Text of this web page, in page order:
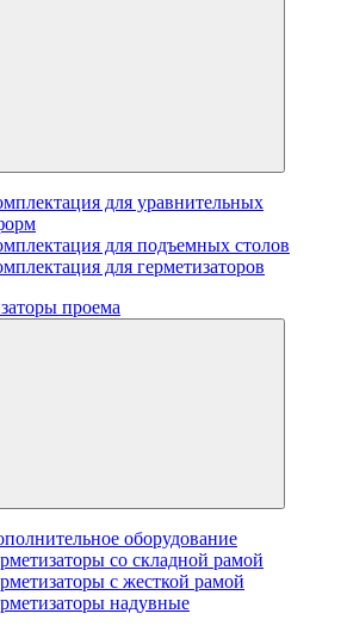
для уравнительных
для подъемных столов
для герметизаторов
проема
оборудование
со складной рамой
с жесткой рамой
надувные